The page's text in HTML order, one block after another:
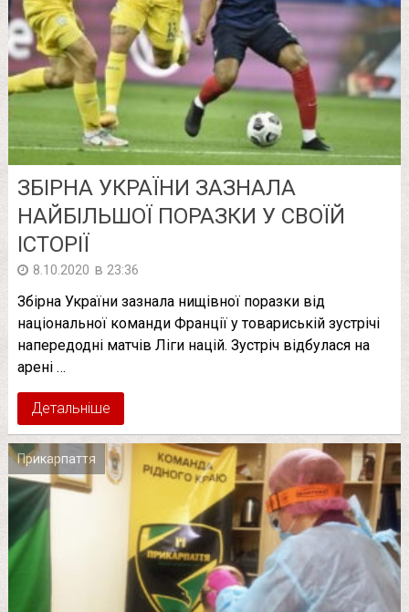
ЗБІРНА УКРАЇНИ ЗАЗНАЛА
НАЙБІЛЬШОЇ ПОРАЗКИ У СВОЇЙ
ІСТОРІЇ
8.10.2020 в 23:36
Збірна України зазнала нищівної поразки від
національної команди Франції у товариській зустрічі
напередодні матчів Ліги націй. Зустріч відбулася на
арені …
Детальніше
Прикарпаття